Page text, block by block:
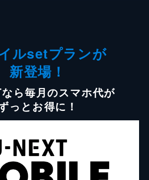
ルsetプランが
新登場！
ら毎月のスマホ代が
っとお得に！